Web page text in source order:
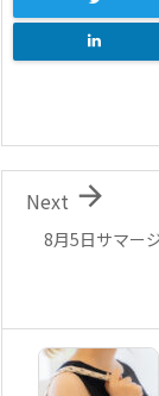
8月5日サマー

Next